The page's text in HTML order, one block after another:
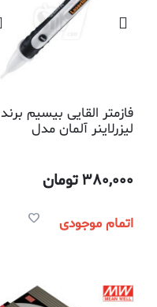
فازمتر القایی بیسیم برند
لیزرلاینر آلمان مدل
380,000تومان
اتمام موجودی